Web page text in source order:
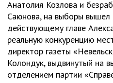
Анатолия Козлова и
Саюнова, на выборы вышел
действующему главе
реальную конкуренцию
директор газеты
Колондук, выдвинутый на
отделением партии